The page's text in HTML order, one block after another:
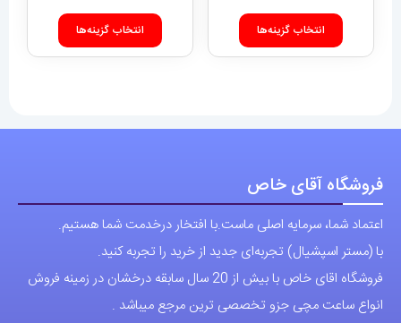
تا
انتخاب گزینه‌ها
این
محصول
گزینه
ها
ممکن
است
در
تا
انتخاب گزینه‌ها
این
محصول
گزینه
ها
است
فروشگاه آقای خاص
اعتماد شما، سرمایه اصلی ماست.با افتخار درخدمت شما هستیم.
با (مستر اسپشیال) تجربه‌ای جدید از خرید را تجربه کنید.
فروشگاه اقای خاص با بیش از 20 سال سابقه درخشان در زمینه فروش
انواع ساعت مچی جزو تخصصی ترین مرجع میباشد .